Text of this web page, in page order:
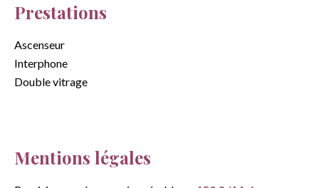
Prestations
Ascenseur
Interphone
Double vitrage
Mentions légales